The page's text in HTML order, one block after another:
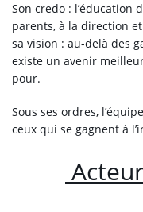
Son credo : l’éducation
parents, à la direction
sa vision : au-delà des
existe un avenir
pour.
Sous ses ordres,
ceux qui se gagnent à